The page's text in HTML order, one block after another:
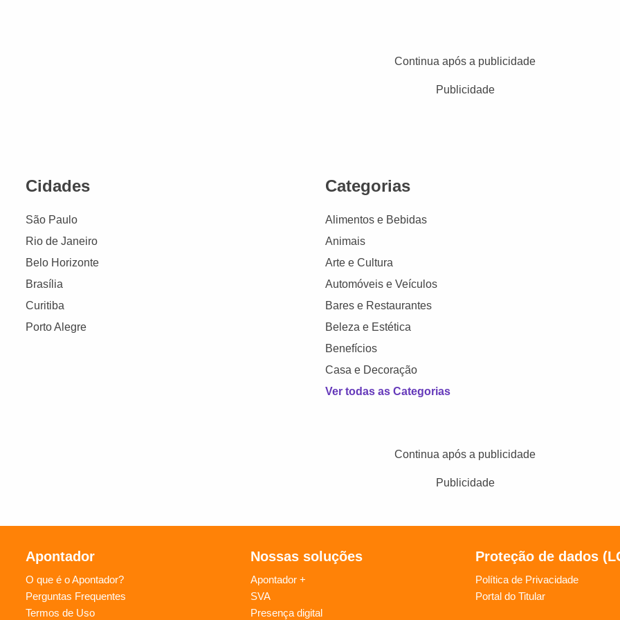
Continua após a publicidade
Publicidade
Cidades
São Paulo
Rio de Janeiro
Belo Horizonte
Brasília
Curitiba
Porto Alegre
Categorias
Alimentos e Bebidas
Animais
Arte e Cultura
Automóveis e Veículos
Bares e Restaurantes
Beleza e Estética
Benefícios
Casa e Decoração
Ver todas as Categorias
Continua após a publicidade
Publicidade
Apontador
O que é o Apontador?
Perguntas Frequentes
Termos de Uso
Nossas soluções
Apontador +
SVA
Presença digital
Proteção de dados
Política de Privacidade
Portal do Titular